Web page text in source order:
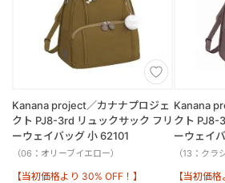
Kanana project／カナナプロジェ
クト PJ8-3rd リュックサック フリ
ーウェイバッグ 小 62101
（06：オリーブイエロー）
【当初価格より 30% OFF！】
Kanana
クト PJ8-
ーウェイ
（13：クラ
【当初価